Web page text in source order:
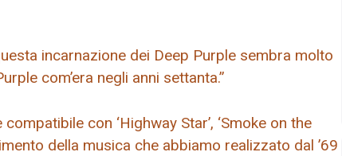
incarnazione dei Deep Purple sembra molto
com’era negli anni settanta.”
con ‘Highway Star’, ‘Smoke on the
della musica che abbiamo realizzato dal ’69